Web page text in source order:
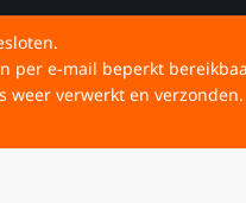
per e-mail beperkt
verwerkt en verzonden.